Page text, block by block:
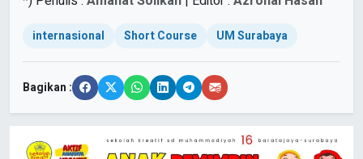
internasional Short Course UM Surabaya
Bagikan :